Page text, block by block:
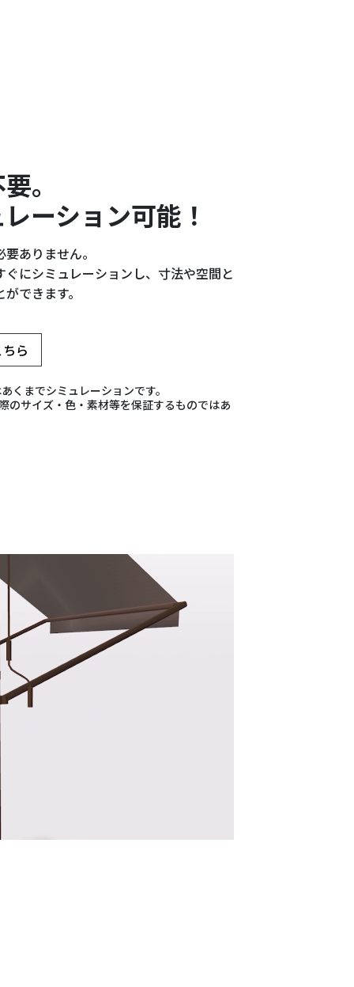
。
ーション可能！
ありません。
にシミュレーションし、寸法や空間と
できます。
ら
くまでシミュレーションです。
のサイズ・色・素材等を保証するものではあ